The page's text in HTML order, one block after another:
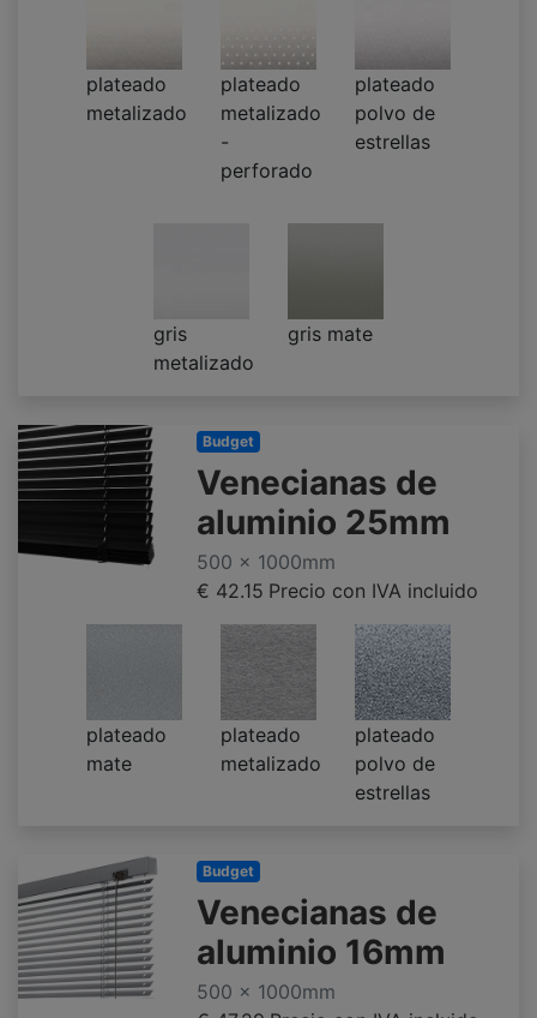
plateado
metalizado
plateado
metalizado
-
perforado
plateado
polvo de
estrellas
gris
metalizado
gris mate
Budget
Venecianas de
aluminio 25mm
500 x 1000mm
€ 42.15 Precio con IVA incluido
plateado
mate
plateado
metalizado
plateado
polvo de
estrellas
Budget
Venecianas de
aluminio 16mm
500 x 1000mm